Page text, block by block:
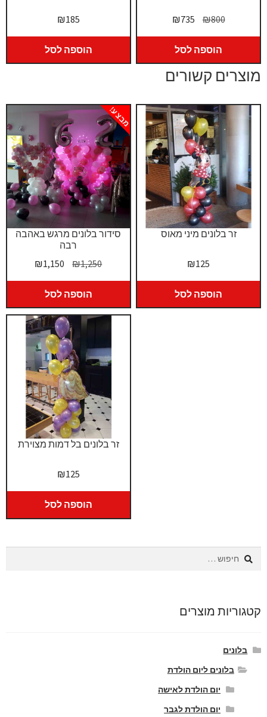
₪185
הוספה לסל
₪800
המחיר
היה:
₪800.
₪735
₪735.
הוספה לסל
מוצרים קשורים
סידור בלונים מרגש באהבה
רבה
מבצע!
₪1,250
המחיר
היה:
₪1,250.
₪1,150
המחיר
₪1,150.
הוספה לסל
זר בלונים מיני מאוס
₪125
הוספה לסל
זר בלונים בל דמות מצוירת
₪125
הוספה לסל
חיפוש:
קטגוריות מוצרים
בלונים
בלונים ליום הולדת
יום הולדת לאישה
יום הולדת לגבר